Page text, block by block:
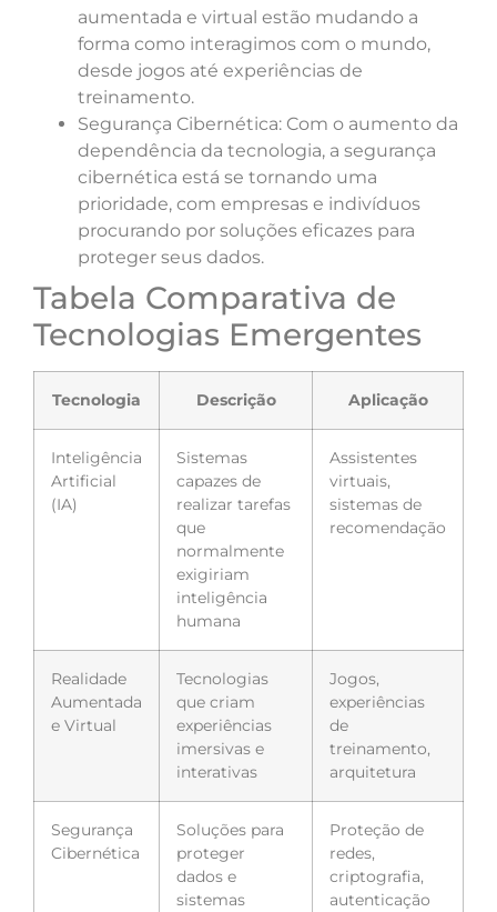
aumentada e virtual estão mudando a
forma como interagimos com o mundo,
desde jogos até experiências de
treinamento.
Segurança Cibernética: Com o aumento da
dependência da tecnologia, a segurança
cibernética está se tornando uma
prioridade, com empresas e indivíduos
procurando por soluções eficazes para
proteger seus dados.
Tabela Comparativa de
Tecnologias Emergentes
Tecnologia Descrição Aplicação
Inteligência
Artificial
(IA)
Sistemas
capazes de
realizar tarefas
que
normalmente
exigiriam
inteligência
humana
Assistentes
virtuais,
sistemas de
recomendação
Realidade
Aumentada
e Virtual
Tecnologias
que criam
experiências
imersivas e
interativas
Jogos,
experiências
de
treinamento,
arquitetura
Segurança
Cibernética
Soluções para
proteger
dados e
sistemas
Proteção de
redes,
criptografia,
autenticação